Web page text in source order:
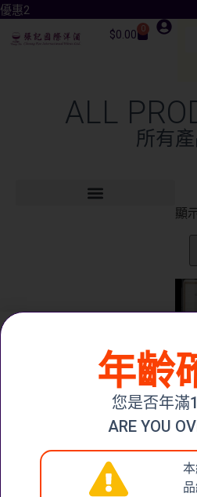
優惠2
$0.00 0
ALL
所有
顯
查
年齡
您是否年滿
ARE YOU